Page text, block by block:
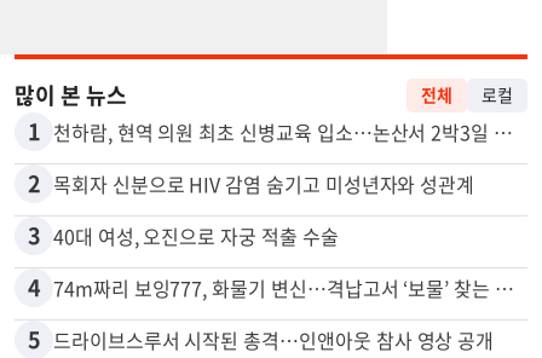
많이 본 뉴스 전체 로컬
1 천하람, 현역 의원 최초 신병교육 입소…논산서 2박3일 생활
2 목회자 신분으로 HIV 감염 숨기고 미성년자와 성관계
3 40대 여성, 오진으로 자궁 적출 수술
4 74m짜리 보잉777, 화물기 변신…격납고서 ‘보물’ 찾는 인천공항
5 드라이브스루서 시작된 총격…인앤아웃 참사 영상 공개